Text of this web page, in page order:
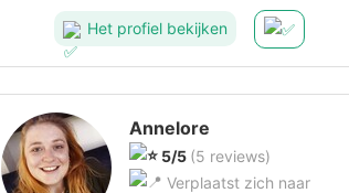
Het profiel bekijken
Annelore
5/5 (5 reviews)
Verplaatst zich naar